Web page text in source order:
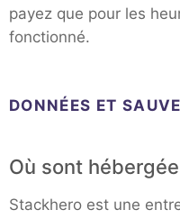
payez que pour les
fonctionné.
DONNÉES ET
Où sont
Stackhero est une